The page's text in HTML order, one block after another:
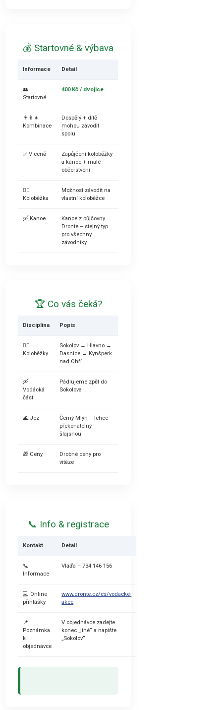
💰 Startovné & výbava
Informace Detail
👥
Startovné
400 Kč / dvojice
👨‍👩‍👧
Kombinace
Dospělý + dítě
mohou závodit
spolu
✅ V ceně
Zapůjčení koloběžky
a kánoe + malé
občerstvení
🚴‍♂️
Koloběžka
Možnost závodit na
vlastní koloběžce
🛶 Kanoe
Kanoe z půjčovny
Dronte – stejný typ
pro všechny
závodníky
🏆 Co vás čeká?
Disciplína Popis
🚴‍♂️
Koloběžky
Sokolov → Hlavno →
Dasnice → Kynšperk
nad Ohří
🛶
Vodácká
část
Pádlujeme zpět do
Sokolova
🌊 Jez
Černý Mlýn – lehce
překonatelný
šlajsnou
🎁 Ceny
Drobné ceny pro
vítěze
📞 Info & registrace
Kontakt Detail
📞
Informace
Vláďa – 734 146 156
💻 Online
přihlášky
www.dronte.cz/cs/vodacke-
akce
📌
Poznámka
k
objednávce
V objednávce zadejte
konec „jiné“ a napište
„Sokolov“